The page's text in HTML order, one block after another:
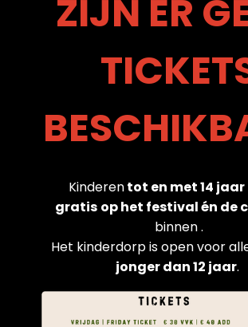
ZIJN ER
Kinderentot en met 14 jaar
gratis ophet festival én de
binnen .
Het kinderdorp is open voor
jonger dan 12 jaar.